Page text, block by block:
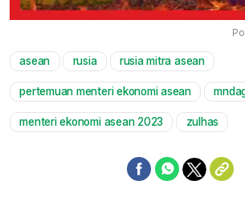
asean rusia rusia mitra asean
pertemuan menteri ekonomi asean
menteri ekonomi asean 2023 zulhas